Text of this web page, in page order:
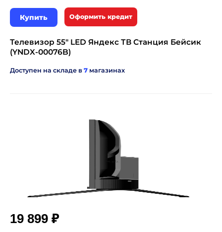
Купить Оформить кредит
Телевизор 55" LED Яндекс ТВ Станция Бейсик
(YNDX-00076B)
Доступен на складе в 7 магазинах
19 899 ₽